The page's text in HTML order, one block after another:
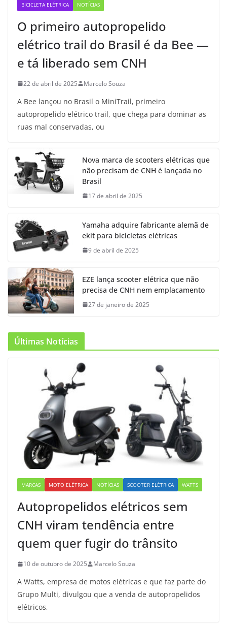
BICICLETA ELÉTRICA NOTÍCIAS
O primeiro autopropelido
elétrico trail do Brasil é da Bee —
e tá liberado sem CNH
22 de abril de 2025 Marcelo Souza
A Bee lançou no Brasil o MiniTrail, primeiro
autopropelido elétrico trail, que chega para dominar as
ruas mal conservadas, ou
Nova marca de scooters elétricas que
não precisam de CNH é lançada no
Brasil
17 de abril de 2025
Yamaha adquire fabricante alemã de
ekit para bicicletas elétricas
9 de abril de 2025
EZE lança scooter elétrica que não
precisa de CNH nem emplacamento
27 de janeiro de 2025
Últimas Notícias
MARCAS MOTO ELÉTRICA NOTÍCIAS SCOOTER ELÉTRICA WATTS
Autopropelidos elétricos sem
CNH viram tendência entre
quem quer fugir do trânsito
10 de outubro de 2025 Marcelo Souza
A Watts, empresa de motos elétricas e que faz parte do
Grupo Multi, divulgou que a venda de autopropelidos
elétricos,